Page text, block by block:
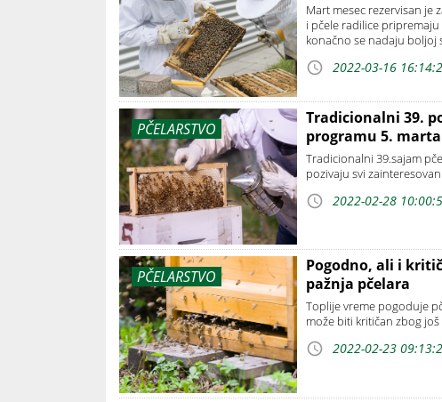
Mart mesec rezervisan je
i pčele radilice
konačno se nadaju boljoj
2022-03-16
PČELARSTVO
Tradicionalni 39.
programu 5. marta
Tradicionalni 39.sajam
pozivaju svi
2022-02-28
PČELARSTVO
Pogodno, ali i
pažnja pčelara
Toplije vreme pogoduje
može biti kritičan zbog
2022-02-23